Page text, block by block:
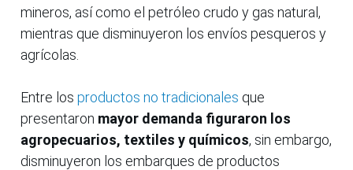
mineros, así como el petróleo crudo y gas natural,
mientras que disminuyeron los envíos pesqueros y
agrícolas.
Entre los productos no tradicionales que
presentaron mayor demanda figuraron los
agropecuarios, textiles y químicos, sin embargo,
disminuyeron los embarques de productos